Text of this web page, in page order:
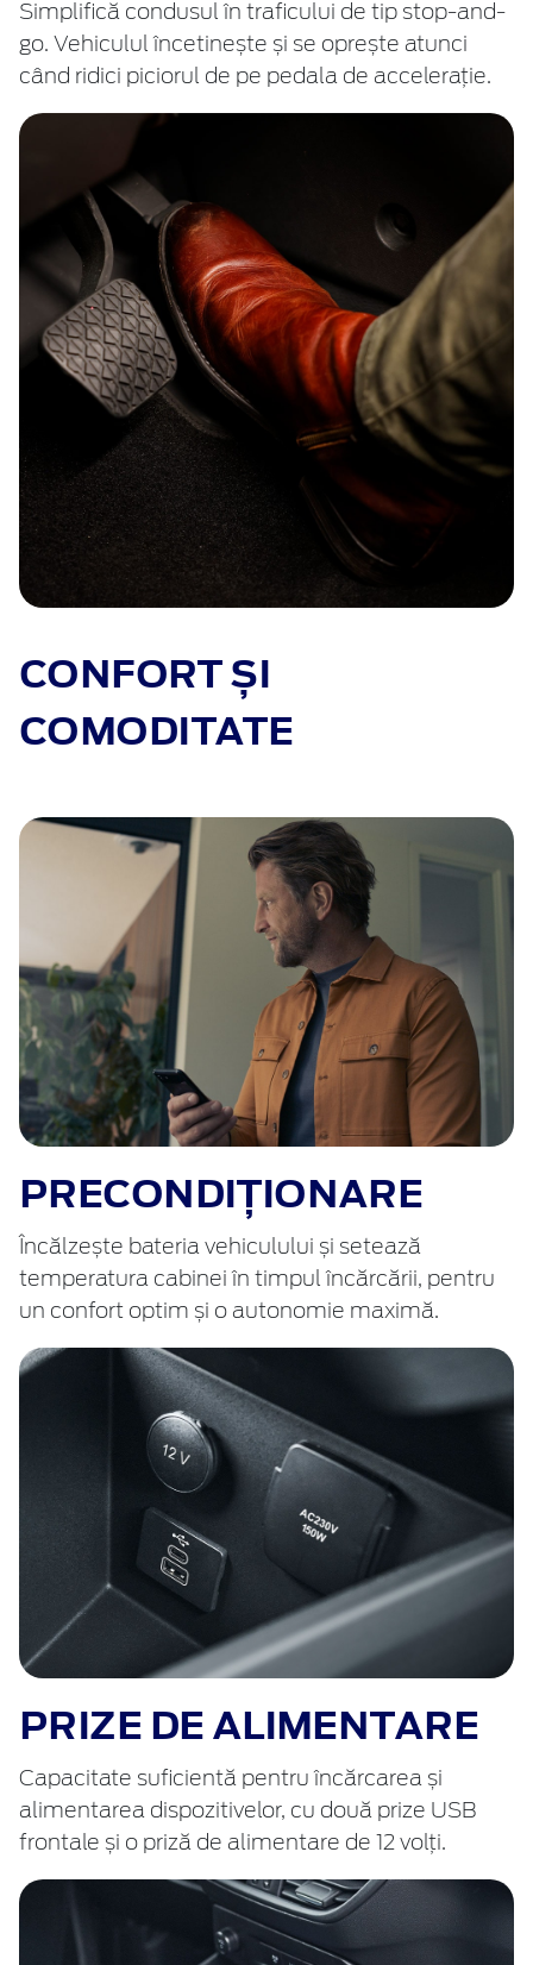
Simplifică condusul în traficului de tip stop-and-
go. Vehiculul încetinește și se oprește atunci
când ridici piciorul de pe pedala de accelerație.
CONFORT ȘI
COMODITATE
PRECONDIȚIONARE
Încălzește bateria vehiculului și setează
temperatura cabinei în timpul încărcării, pentru
un confort optim și o autonomie maximă.
PRIZE DE ALIMENTARE
Capacitate suficientă pentru încărcarea și
alimentarea dispozitivelor, cu două prize USB
frontale și o priză de alimentare de 12 volți.